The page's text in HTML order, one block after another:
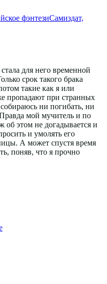
фэнтезиСамиздат,
для него временной
срок такого брака
такие как я или
пропадают при странных
собираюсь ни погибать, ни
мой мучитель и по
об этом не догадывается и
и умолять его
А может спустя время
поняв, что я прочно